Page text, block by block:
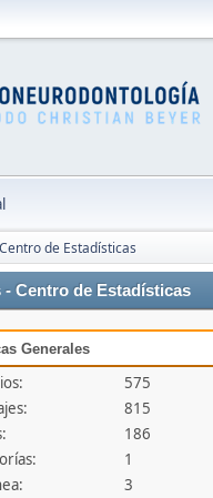
Centro de Estadísticas
- Centro de Estadísticas
Generales
575
815
186
1
3